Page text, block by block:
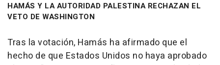
HAMÁS Y LA AUTORIDAD PALESTINA RECHAZAN EL
VETO DE WASHINGTON
Tras la votación, Hamás ha afirmado que el
hecho de que Estados Unidos no haya aprobado